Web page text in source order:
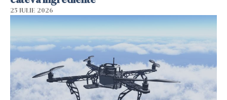
25 IULIE 2026